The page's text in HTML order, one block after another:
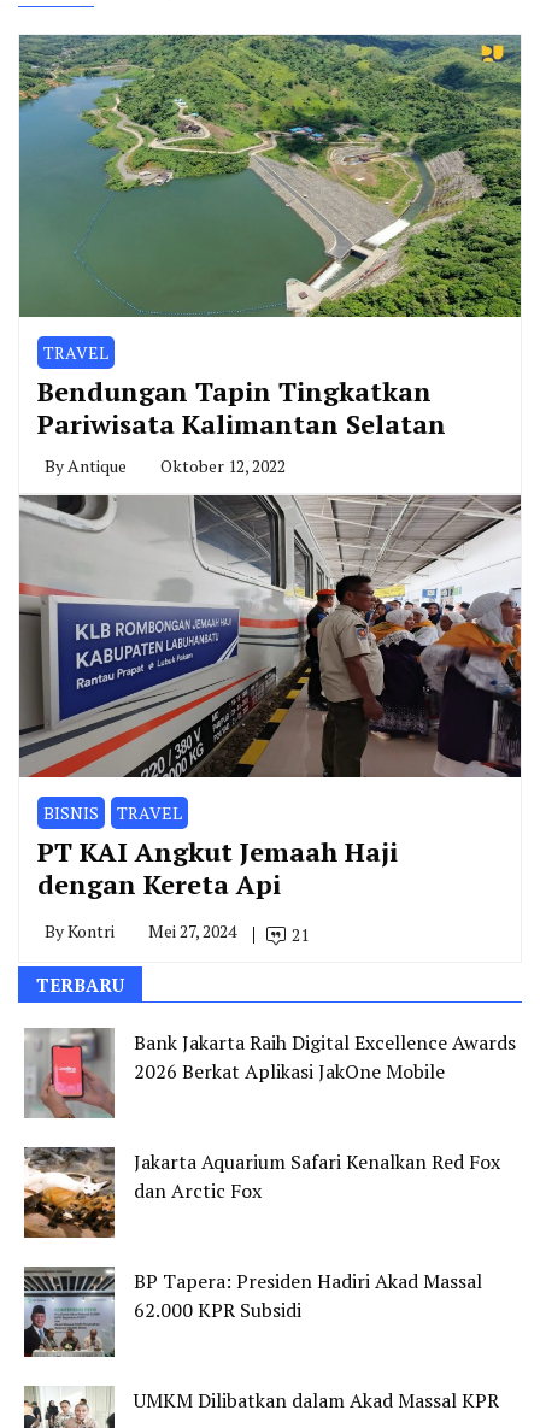
TRAVEL
Bendungan Tapin Tingkatkan
Pariwisata Kalimantan Selatan
ByAntique Oktober 12, 2022
BISNIS TRAVEL
PT KAI Angkut Jemaah Haji
dengan Kereta Api
ByKontri Mei 27, 2024 21
TERBARU
Bank Jakarta Raih Digital Excellence Awards
2026 Berkat Aplikasi JakOne Mobile
Jakarta Aquarium Safari Kenalkan Red Fox
dan Arctic Fox
BP Tapera: Presiden Hadiri Akad Massal
62.000 KPR Subsidi
UMKM Dilibatkan dalam Akad Massal KPR